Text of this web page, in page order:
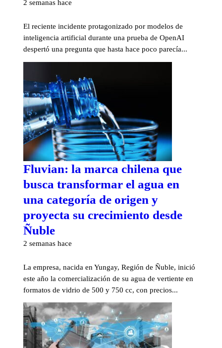
2 semanas hace
El reciente incidente protagonizado por modelos de
inteligencia artificial durante una prueba de OpenAI
despertó una pregunta que hasta hace poco parecía...
Fluvian: la marca chilena que
busca transformar el agua en
una categoría de origen y
proyecta su crecimiento desde
Ñuble
2 semanas hace
La empresa, nacida en Yungay, Región de Ñuble, inició
este año la comercialización de su agua de vertiente en
formatos de vidrio de 500 y 750 cc, con precios...